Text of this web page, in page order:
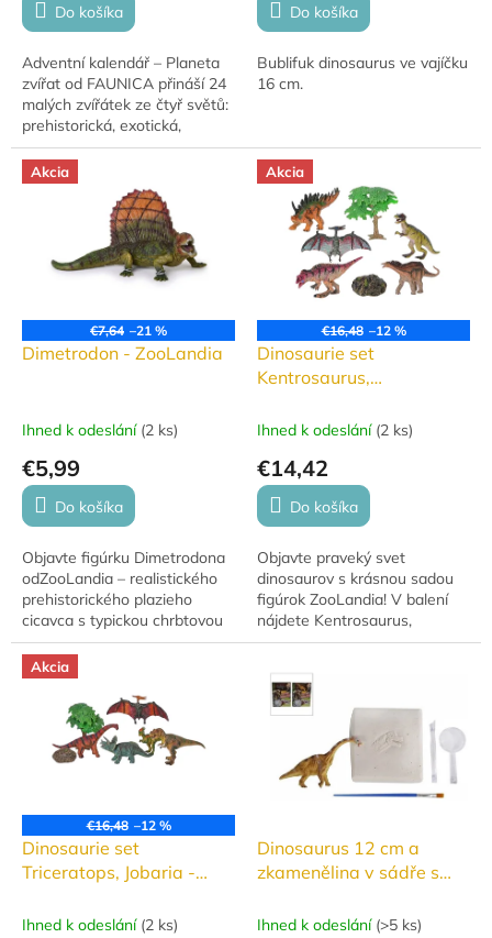
Do košíka
Adventní kalendář – Planeta
zvířat od FAUNICA přináší 24
malých zvířátek ze čtyř světů:
prehistorická, exotická,
mořská a domácí.
Do košíka
Bublifuk dinosaurus ve vajíčku
16 cm.
Akcia
€7,64 –21 %
Dimetrodon - ZooLandia
Ihned k odeslání (2 ks)
€5,99
Do košíka
Objavte figúrku Dimetrodona
odZooLandia – realistického
prehistorického plazieho
cicavca s typickou chrbtovou
plachtou. Figúrka má rozmery
17×9 cm, je vhodná pre deti
od 3 rokov...
Akcia
€16,48 –12 %
Dinosaurie set
Kentrosaurus,
ZooLandia
Ihned k odeslání (2 ks)
€14,42
Do košíka
Objavte praveký svet
dinosaurov s krásnou sadou
figúrok ZooLandia! V balení
nájdete Kentrosaurus,
Tyrannosaurus Rex,
ďalšie dva teropody, doplnené
o...
Akcia
€16,48 –12 %
Dinosaurie set
Triceratops, Jobaria -
Ihned k odeslání (2 ks)
Dinosaurus 12 cm a
zkamenělina v sádře s
Ihned k odeslání (>5 ks)